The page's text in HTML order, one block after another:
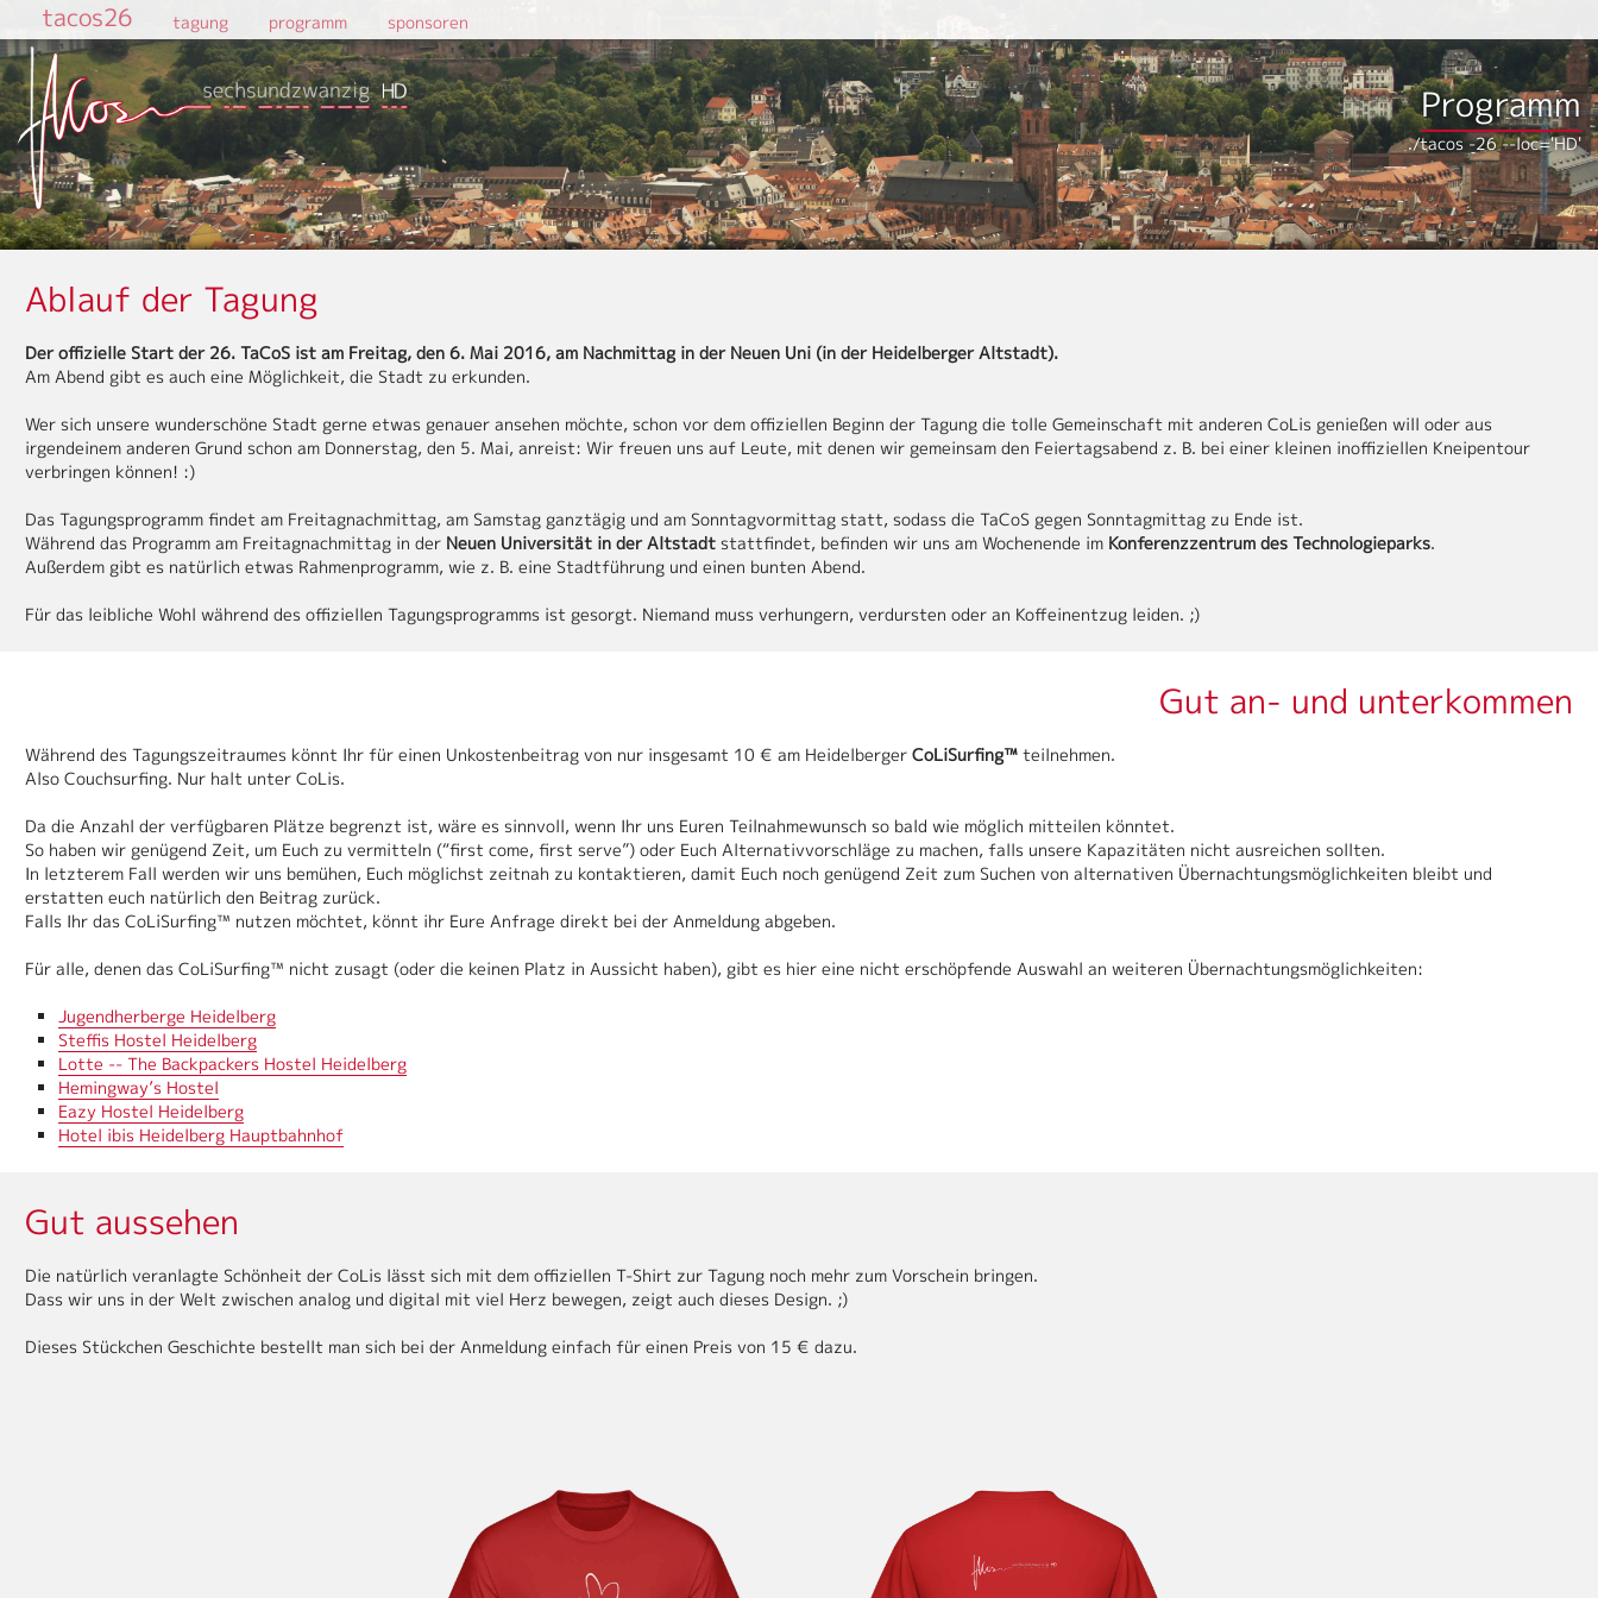
tacos26 tagung programm sponsoren
Programm
./tacos -26 --loc='HD'
Ablauf der Tagung
Der offizielle Start der 26. TaCoS ist am Freitag, den 6. Mai 2016, am Nachmittag in der Neuen Uni (in der Heidelberger Altstadt).
Am Abend gibt es auch eine Möglichkeit, die Stadt zu erkunden.
Wer sich unsere wunderschöne Stadt gerne etwas genauer ansehen möchte, schon vor dem offiziellen Beginn der Tagung die tolle Gemeinschaft mit anderen CoLis genießen will oder aus
irgendeinem anderen Grund schon am Donnerstag, den 5. Mai, anreist: Wir freuen uns auf Leute, mit denen wir gemeinsam den Feiertagsabend z. B. bei einer kleinen inoffiziellen Kneipentour
verbringen können! :)
Das Tagungsprogramm findet am Freitagnachmittag, am Samstag ganztägig und am Sonntagvormittag statt, sodass die TaCoS gegen Sonntagmittag zu Ende ist.
Während das Programm am Freitagnachmittag in der Neuen Universität in der Altstadt stattfindet, befinden wir uns am Wochenende im Konferenzzentrum des Technologieparks.
Außerdem gibt es natürlich etwas Rahmenprogramm, wie z. B. eine Stadtführung und einen bunten Abend.
Für das leibliche Wohl während des offiziellen Tagungsprogramms ist gesorgt. Niemand muss verhungern, verdursten oder an Koffeinentzug leiden. ;)
Gut an- und unterkommen
Während des Tagungszeitraumes könnt Ihr für einen Unkostenbeitrag von nur insgesamt 10 € am Heidelberger CoLiSurfing™ teilnehmen.
Also Couchsurfing. Nur halt unter CoLis.
Da die Anzahl der verfügbaren Plätze begrenzt ist, wäre es sinnvoll, wenn Ihr uns Euren Teilnahmewunsch so bald wie möglich mitteilen könntet.
So haben wir genügend Zeit, um Euch zu vermitteln (“first come, first serve”) oder Euch Alternativvorschläge zu machen, falls unsere Kapazitäten nicht ausreichen sollten.
In letzterem Fall werden wir uns bemühen, Euch möglichst zeitnah zu kontaktieren, damit Euch noch genügend Zeit zum Suchen von alternativen Übernachtungsmöglichkeiten bleibt und
erstatten euch natürlich den Beitrag zurück.
Falls Ihr das CoLiSurfing™ nutzen möchtet, könnt ihr Eure Anfrage direkt bei der Anmeldung abgeben.
Für alle, denen das CoLiSurfing™ nicht zusagt (oder die keinen Platz in Aussicht haben), gibt es hier eine nicht erschöpfende Auswahl an weiteren Übernachtungsmöglichkeiten:
Jugendherberge Heidelberg
Steffis Hostel Heidelberg
Lotte -- The Backpackers Hostel Heidelberg
Hemingway’s Hostel
Eazy Hostel Heidelberg
Hotel ibis Heidelberg Hauptbahnhof
Gut aussehen
Die natürlich veranlagte Schönheit der CoLis lässt sich mit dem offiziellen T-Shirt zur Tagung noch mehr zum Vorschein bringen.
Dass wir uns in der Welt zwischen analog und digital mit viel Herz bewegen, zeigt auch dieses Design. ;)
Dieses Stückchen Geschichte bestellt man sich bei der Anmeldung einfach für einen Preis von 15 € dazu.